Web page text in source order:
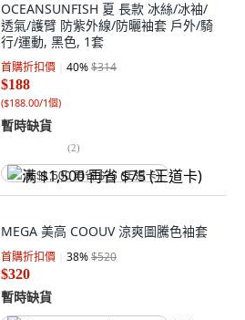
OCEANSUNFISH 夏 長款 冰絲/冰袖/
透氣/護臂 防紫外線/防曬袖套 戶外/騎
行/運動, 黑色, 1套
首購折扣價 40%$314
$188
($188.00/1個)
暫時缺貨
(2)
满 $1,500 再省 $75 (王道卡)
MEGA 美高 COOUV 涼爽圖騰色袖套
首購折扣價 38%$520
$320
暫時缺貨